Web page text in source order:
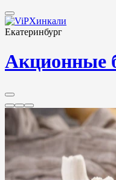
Екатеринбург
Акционные